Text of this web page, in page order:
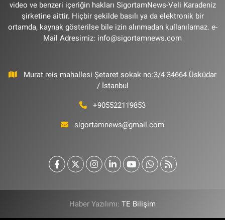
video ve benzeri içeriğin hakları SigortamNews-Veli Karadeniz
şirketine aittir. Hiçbir şekilde basılı ya da elektronik bir
ortamda, kaynak gösterilse bile izin alınmadan kullanılamaz. e-
Mail Adresimiz: info@sigortamnews.com
Murat reis mahallesi Şetaret sokak no:3/4 34664 Üsküdar
/ İstanbul
+905522119853
sigortamnews@gmail.com
Haber Yazılımı: TE Bilişim